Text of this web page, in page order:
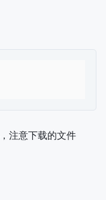
，注意下载的文件